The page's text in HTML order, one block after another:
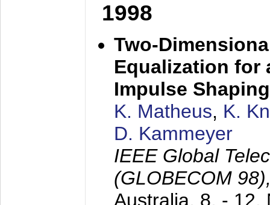
1998
Two-
Equalization for
Impulse
K. Matheus, K.
D. Kammeyer
IEEE Global
(GLOBECOM
Australia, 8. - 12.